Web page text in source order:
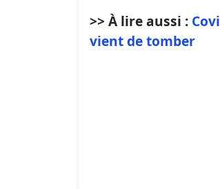
>> À lire aussi :
vient de tomber